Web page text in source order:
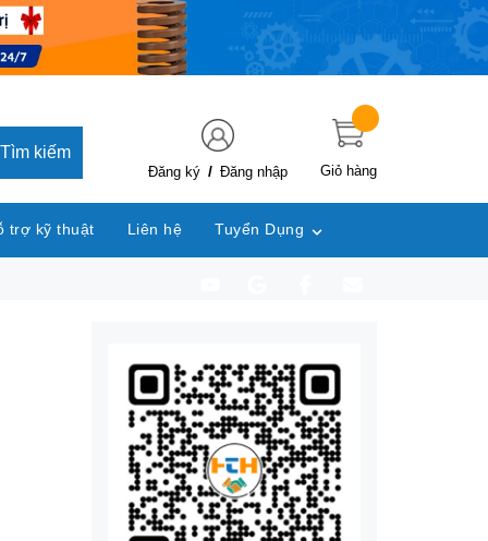
Giỏ hàng
Đăng ký / Đăng nhập
Tìm kiếm
trợ kỹ thuật Liên hệ Tuyển Dụng